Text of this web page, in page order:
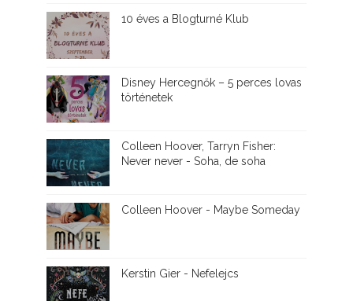
10 éves a Blogturné Klub
Disney ​Hercegnők – 5 perces lovas
történetek
Colleen Hoover, Tarryn Fisher:
Never never - Soha, de soha
Colleen Hoover - Maybe Someday
Kerstin Gier - Nefelejcs